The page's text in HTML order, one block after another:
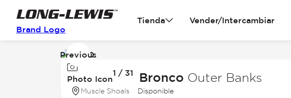
Brand Logo
Tienda Vender/Intercambiar
Image
of
Photo Icon
1 / 31
Previous
2026 Ford Bronco Outer Banks
Muscle Shoals Disponible